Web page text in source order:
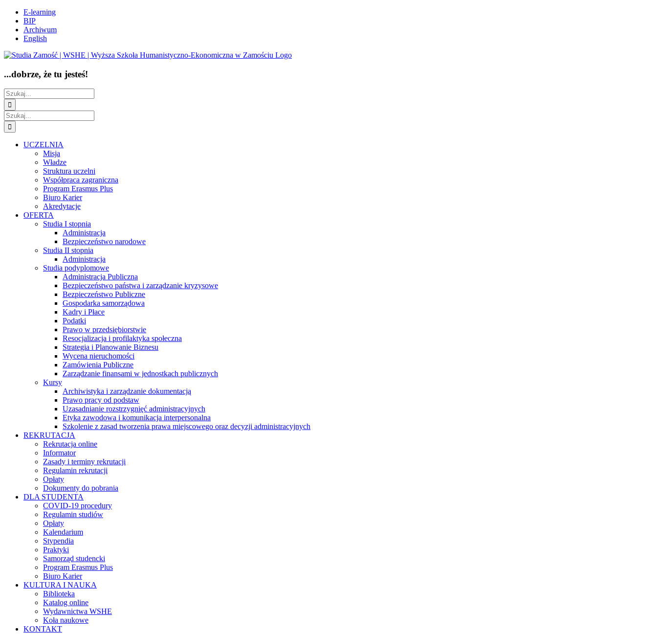
Przejdź
zawartości
FacebookE-learning
BIP
Archiwum
English
...dobrze, że tu jesteś!
Szukaj
Szukaj
UCZELNIA
Misja
Władze
Struktura uczelni
Współpraca zagraniczna
Program Erasmus Plus
Biuro Karier
Akredytacje
OFERTA
Studia I stopnia
Administracja
Bezpieczeństwo narodowe
Studia II stopnia
Administracja
Studia podyplomowe
Administracja Publiczna
Bezpieczeństwo państwa i zarządzanie kryzysowe
Bezpieczeństwo Publiczne
Gospodarka samorządowa
Kadry i Płace
Podatki
Prawo w przedsiębiorstwie
Resocjalizacja i profilaktyka społeczna
Strategia i Planowanie Biznesu
Wycena nieruchomości
Zamówienia Publiczne
Zarządzanie finansami w jednostkach publicznych
Kursy
Archiwistyka i zarządzanie dokumentacją
Prawo pracy od podstaw
Uzasadnianie rozstrzygnięć administracyjnych
Etyka zawodowa i komunikacja interpersonalna
Szkolenie z zasad tworzenia prawa miejscowego oraz decyzji administracyjnych
REKRUTACJA
Rekrutacja online
Informator
Zasady i terminy rekrutacji
Regulamin rekrutacji
Opłaty
Dokumenty do pobrania
DLA STUDENTA
COVID-19 procedury
Regulamin studiów
Opłaty
Kalendarium
Stypendia
Praktyki
Samorząd studencki
Program Erasmus Plus
Biuro Karier
KULTURA I NAUKA
Biblioteka
Katalog online
Wydawnictwa WSHE
Koła naukowe
KONTAKT